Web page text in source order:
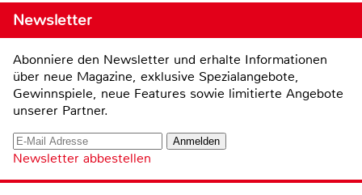
Newsletter
Abonniere den Newsletter und erhalte Informationen
über neue Magazine, exklusive Spezialangebote,
Gewinnspiele, neue Features sowie limitierte Angebote
unserer Partner.
Newsletter abbestellen